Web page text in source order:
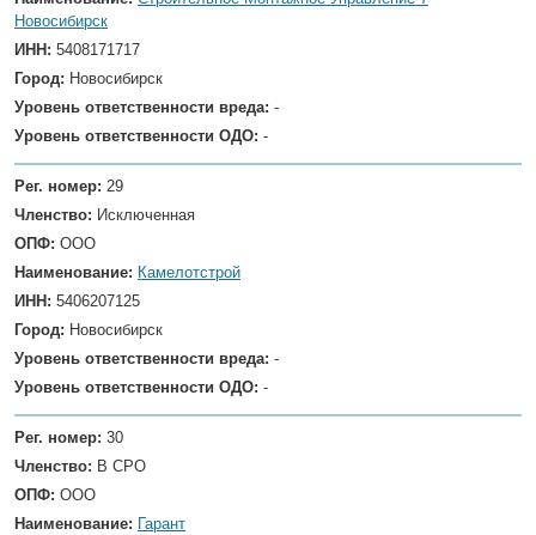
Новосибирск
ИНН: 5408171717
Город: Новосибирск
Уровень ответственности вреда: -
Уровень ответственности ОДО: -
Рег. номер: 29
Членство: Исключенная
ОПФ: ООО
Наименование: Камелотстрой
ИНН: 5406207125
Город: Новосибирск
Уровень ответственности вреда: -
Уровень ответственности ОДО: -
Рег. номер: 30
Членство: В СРО
ОПФ: ООО
Наименование: Гарант